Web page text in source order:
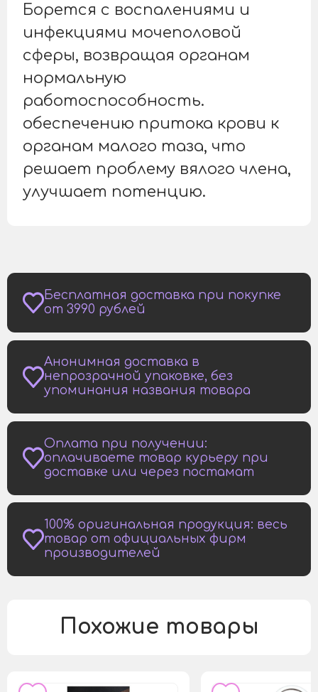
Борется с воспалениями и
инфекциями мочеполовой
сферы, возвращая органам
нормальную
работоспособность.
обеспечению притока крови к
органам малого таза, что
решает проблему вялого члена,
улучшает потенцию.
Бесплатная доставка при покупке
от 3990 рублей
Анонимная доставка в
непрозрачной упаковке, без
упоминания названия товара
Оплата при получении:
оплачиваете товар курьеру при
доставке или через постамат
100% оригинальная продукция: весь
товар от официальных фирм
производителей
Похожие товары